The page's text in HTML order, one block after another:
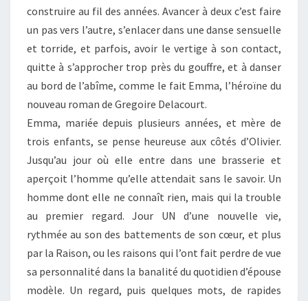
construire au fil des années. Avancer à deux c’est faire
un pas vers l’autre, s’enlacer dans une danse sensuelle
et torride, et parfois, avoir le vertige à son contact,
quitte à s’approcher trop près du gouffre, et à danser
au bord de l’abîme, comme le fait Emma, l’héroïne du
nouveau roman de Gregoire Delacourt.
Emma, mariée depuis plusieurs années, et mère de
trois enfants, se pense heureuse aux côtés d’Olivier.
Jusqu’au jour où elle entre dans une brasserie et
aperçoit l’homme qu’elle attendait sans le savoir. Un
homme dont elle ne connaît rien, mais qui la trouble
au premier regard. Jour UN d’une nouvelle vie,
rythmée au son des battements de son cœur, et plus
par la Raison, ou les raisons qui l’ont fait perdre de vue
sa personnalité dans la banalité du quotidien d’épouse
modèle. Un regard, puis quelques mots, de rapides